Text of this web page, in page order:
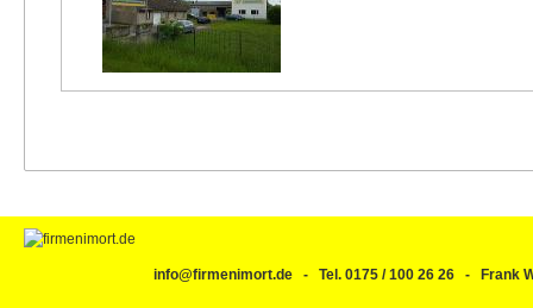
info@firmenimort.de - Tel. 0175 / 100 26 26 -